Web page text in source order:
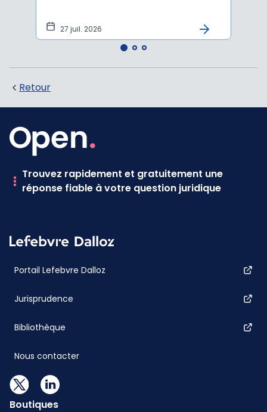
27 juil. 2026
Retour
Trouvez rapidement et gratuitement une
réponse fiable à votre question juridique
Portail Lefebvre Dalloz
Jurisprudence
Bibliothèque
Nous contacter
Boutiques